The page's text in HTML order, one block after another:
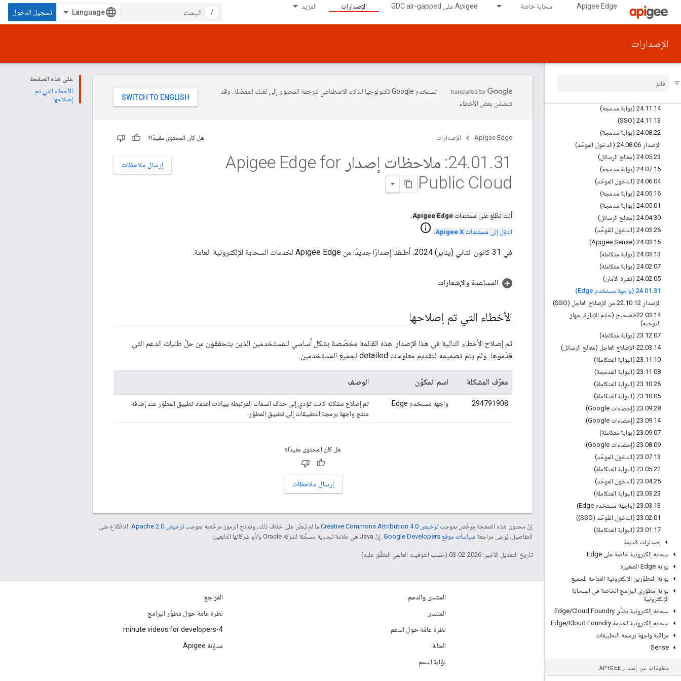
Apigee Edge سحابة خاصة Apigee على GDC air-gapped الإصدارات المزيد
/ تسجيل الدخول
الإصدارات
‫25.06.02 (البوابة المتكاملة)
‫25.05.12 (SSO)
25.03.16 (SSO)
17 (Edge UI)
24.11 .14 (بوابة مدمجة)
24.11 .13 (SSO)
24.08.22 (بوابة مدمجة)
الإصدار 24
.08.06 (الدخول الموحّد)
24.05.23 (معالج الرسائل)
24.07.16 (بوابة مدمجة)
24.06.04 (الدخول الموحّد)
24.05.16 (بوابة مدمجة)
24.05.01 (بوابة مدمجة)
24.04.30 (معالج الرسائل)
24.03.26 (الدخول المُوحَّد)
24.03.15 (Apigee Sense)
24.03.13 (بوابة متكاملة)
24.02.07 (بوابة متكاملة)
24.02.05 (نشرة الأمان)
24.01.31 (واجهة مستخدم Edge)
الإصدار 22
.10.12 من الإصلاح العاجل (SSO)
22.03.
14-تصحيح (خادم الإدارة، جهاز
التوجيه)
23.12.07 (بوابة متكاملة)
22.03.14-الإصلاح العاجل (معالج الرسائل)
23.11 .10 (البوابة المتكاملة)
23.11 .08 (البوابة المدمجة)
23.10.26 (البوابة المتكاملة)
23.10.05 (البوابة المتكاملة)
23.09.28 (إحصاءات Google)
23.09.14 (إحصاءات Google)
23.09.07 (بوابة متكاملة)
23.08.09 (إحصاءات Google)
23.07.13 (الدخول الموحّد)
23.05.22 (البوابة المتكاملة)
23.04.25 (الدخول الموحّد)
23.03.23 (البوابة المتكاملة)
23.03.13 (واجهة مستخدم Edge)
23.02.01 (الدخول المُوحَّد (SSO))
23.01 .17 (البوابة المتكاملة)
إصدارات قديمة
سحابة إلكترونية خاصة على Edge
بوابة Edge الصغيرة
بوابة المطوّرين الإلكترونية المتاحة للجميع
بوابة مطوّري البرامج الخاصة في السحابة
الإلكترونية
سحابة إلكترونية بشأن Edge
/Cloud Foundry
سحابة إلكترونية لخدمة Edge
/Cloud Foundry
مراقبة واجهة برمجة التطبيقات
Sense
معلومات عن إصدار APIGEE
على هذه الصفحة
الأخطاء التي تم
إصلاحها
تستخدم Google تكنولوجيا الذكاء الاصطناعي لترجمة المحتوى إلى لغتك المفضّلة، وقد
تتضمّن بعض الأخطاء.
Apigee Edge الإصدارات هل كان المحتوى مفيدًا؟
إرسال ملاحظات 24.01 .
31: ملاحظات إصدار Apigee Edge for
Public Cloud
أنت تطّلع على مستندات Apigee Edge
.
انتقِل إلى مستندات Apigee X .
info
في 31 كانون الثاني (يناير) 2024، أطلقنا إصدارًا جديدًا من Apigee Edge لخدمات السحابة الإلكترونية العامة.
المساعدة والإشعارات
الأخطاء التي تم إصلاحها
تم إصلاح الأخطاء التالية في هذا الإصدار. هذه القائمة مخصّصة بشكل أساسي للمستخدمين الذين يتحققون من حلّ طلبات الدعم التي
قدّموها. ولم يتم تصميمه لتقديم معلومات detailed لجميع المستخدمين.
معرّف المشكلة اسم المكوّن الوصف
294791908 واجهة مستخدم Edge
تم إصلاح مشكلة كانت تؤدي إلى حذف السمات المرتبطة ببيانات اعتماد تطبيق المطوّر عند إضافة
منتج واجهة برمجة التطبيقات إلى تطبيق المطوّر.
هل كان المحتوى مفيدًا؟
إرسال ملاحظات
إنّ محتوى هذه الصفحة مرخّص بموجبترخيص Creative Commons Attribution 4.0‏ ما لم يُنصّ على خلاف ذلك، ونماذج الرموز مرخّصة بموجبترخيص Apache 2.0‏
. للاطّلاع على
التفاصيل، يُرجى مراجعة سياسات موقع Google Developers‏ . إنّ Java هي علامة تجارية مسجَّلة لشركة Oracle و/أو شركائها التابعين.
تاريخ التعديل الأخير: 2026-02-03 (حسب التوقيت العالمي المتفَّق عليه)
لمحة عن Apigee
We're part of Google
الأحداث
الشركاء
الكتب الإلكترونيّة وأحداث البث على الويب
المنتدى والدعم
المنتدى
نظرة عامّة حول الدعم
الحالة
بوّابة الدعم
المَراجع
نظرة عامة حول مطوِّر البرامج
4-minute videos for developers
مدوّنة Apigee